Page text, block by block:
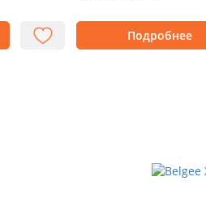
Подробнее